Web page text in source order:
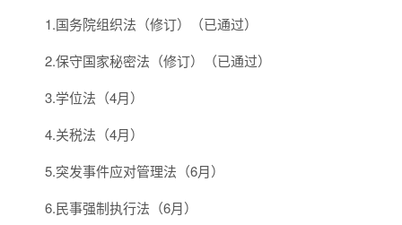
1.国务院组织法（修订）（已通过）
2.保守国家秘密法（修订）（已通过）
3.学位法（4月）
4.关税法（4月）
5.突发事件应对管理法（6月）
6.民事强制执行法（6月）